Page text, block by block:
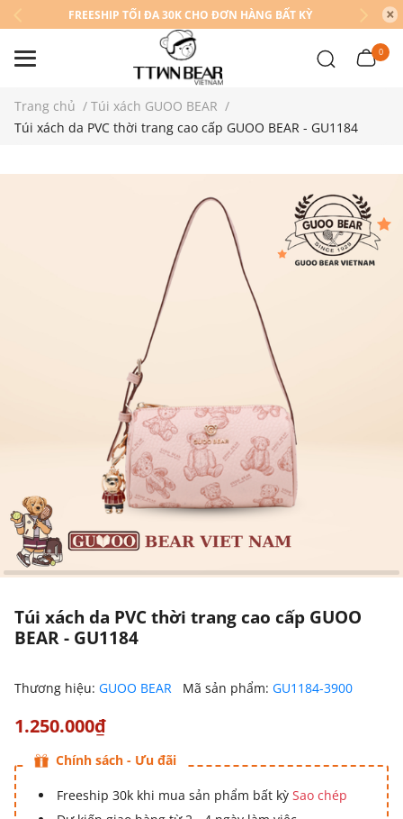
FREESHIP TỐI ĐA 30K CHO ĐƠN HÀNG BẤT KỲ
0
Trang chủ / Túi xách GUOO BEAR /
Túi xách da PVC thời trang cao cấp GUOO BEAR - GU1184
Túi xách da PVC thời trang cao cấp GUOO
BEAR - GU1184
Thương hiệu: GUOO BEAR Mã sản phẩm: GU1184-3900
1.250.000₫
Chính sách - Ưu đãi
Freeship 30k khi mua sản phẩm bất kỳ Sao chép